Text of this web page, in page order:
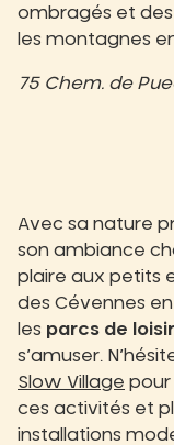
ombragés et des
les montagnes
75 Chem. de
Avec sa nature
son ambiance
plaire aux petits
des Cévennes
les parcs de
s’amuser.
Slow Village
ces activités et
installations